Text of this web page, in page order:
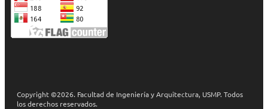
Copyright ©2026. Facultad de Ingeniería y Arquitectura, USMP. Todos
los derechos reservados.